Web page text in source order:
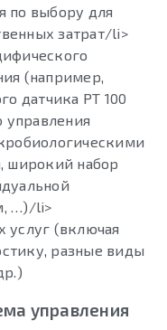
по выбору для
затрат/li>
(например,
датчика PT 100
управления
широкий набор
…)/li>
услуг (включая
разные виды
управления